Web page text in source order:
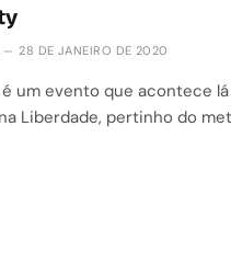
28 DE JANEIRO DE 2020
é um evento que acontece
Liberdade, pertinho do